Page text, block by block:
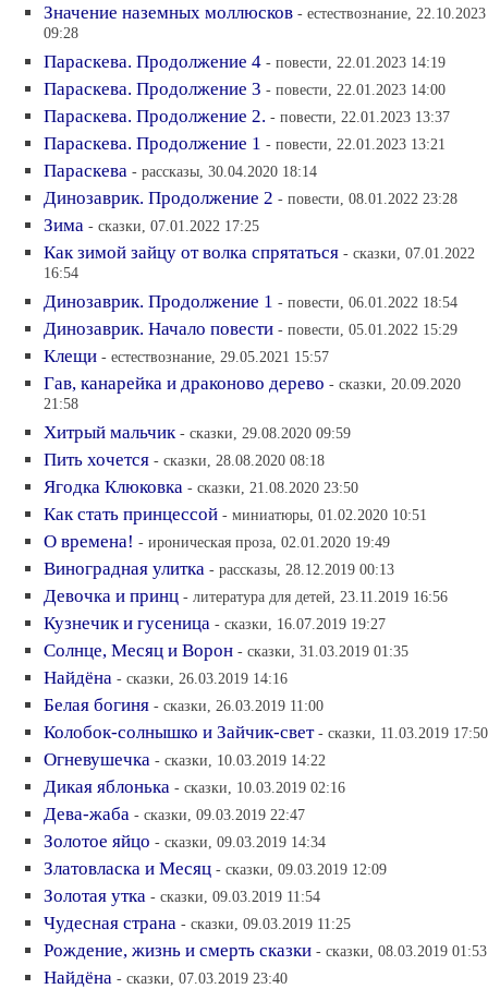
Значение наземных моллюсков - естествознание, 22.10.2023
09:28
Параскева. Продолжение 4 - повести, 22.01.2023 14:19
Параскева. Продолжение 3 - повести, 22.01.2023 14:00
Параскева. Продолжение 2. - повести, 22.01.2023 13:37
Параскева. Продолжение 1 - повести, 22.01.2023 13:21
Параскева - рассказы, 30.04.2020 18:14
Динозаврик. Продолжение 2 - повести, 08.01.2022 23:28
Зима - сказки, 07.01.2022 17:25
Как зимой зайцу от волка спрятаться - сказки, 07.01.2022
16:54
Динозаврик. Продолжение 1 - повести, 06.01.2022 18:54
Динозаврик. Начало повести - повести, 05.01.2022 15:29
Клещи - естествознание, 29.05.2021 15:57
Гав, канарейка и драконово дерево - сказки, 20.09.2020
21:58
Хитрый мальчик - сказки, 29.08.2020 09:59
Пить хочется - сказки, 28.08.2020 08:18
Ягодка Клюковка - сказки, 21.08.2020 23:50
Как стать принцессой - миниатюры, 01.02.2020 10:51
О времена! - ироническая проза, 02.01.2020 19:49
Виноградная улитка - рассказы, 28.12.2019 00:13
Девочка и принц - литература для детей, 23.11.2019 16:56
Кузнечик и гусеница - сказки, 16.07.2019 19:27
Солнце, Месяц и Ворон - сказки, 31.03.2019 01:35
Найдёна - сказки, 26.03.2019 14:16
Белая богиня - сказки, 26.03.2019 11:00
Колобок-солнышко и Зайчик-свет - сказки, 11.03.2019 17:50
Огневушечка - сказки, 10.03.2019 14:22
Дикая яблонька - сказки, 10.03.2019 02:16
Дева-жаба - сказки, 09.03.2019 22:47
Золотое яйцо - сказки, 09.03.2019 14:34
Златовласка и Месяц - сказки, 09.03.2019 12:09
Золотая утка - сказки, 09.03.2019 11:54
Чудесная страна - сказки, 09.03.2019 11:25
Рождение, жизнь и смерть сказки - сказки, 08.03.2019 01:53
Найдёна - сказки, 07.03.2019 23:40